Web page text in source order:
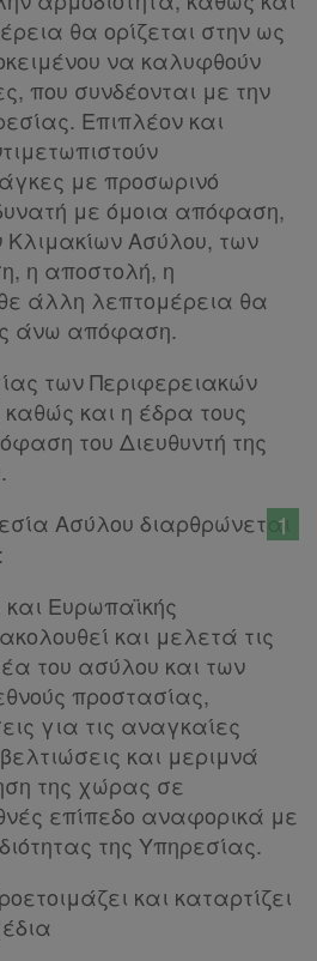
[-]
[-]
[-]
[-]
[-]
θα ορίζεται στην ως
να καλυφθούν
που συνδέονται με την
Επιπλέον και
με προσωρινό
με όμοια απόφαση,
Ασύλου, των
η αποστολή, η
άλλη λεπτομέρεια θα
άνω απόφαση.
των Περιφερειακών
και η έδρα τους
του Διευθυντή της
1
Ασύλου διαρθρώνεται
Ευρωπαϊκής
και μελετά τις
του ασύλου και των
προστασίας,
για τις αναγκαίες
και μεριμνά
της χώρας σε
επίπεδο αναφορικά με
της Υπηρεσίας.
και καταρτίζει